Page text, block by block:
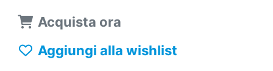
Acquista ora
Aggiungi alla wishlist